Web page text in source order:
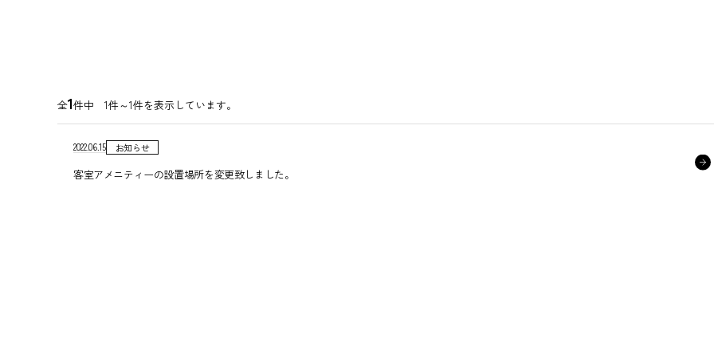
全1件中 1件～1件を表示しています。
2022.06.15 お知らせ
客室アメニティーの設置場所を変更致しました。